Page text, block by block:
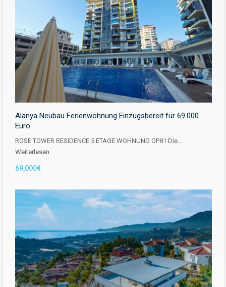
Alanya Neubau Ferienwohnung Einzugsbereit für 69.000
Euro
ROSE TOWER RESIDENCE 5.ETAGE WOHNUNG OP81 Die…
Weiterlesen
69,000€